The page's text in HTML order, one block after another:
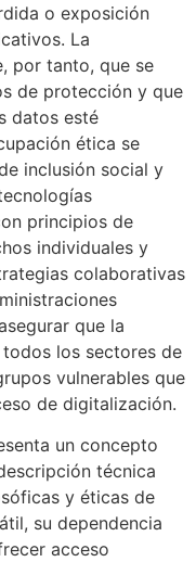
o exposición
La
por tanto, que se
de protección y que
datos esté
ética se
inclusión social y
principios de
individuales y
colaborativas
que la
los sectores de
vulnerables que
de digitalización.
un concepto
técnica
y éticas de
su dependencia
acceso